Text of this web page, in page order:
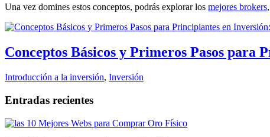
Una vez domines estos conceptos, podrás explorar los mejores brokers
Conceptos Básicos y Primeros Pasos
Introducción a la inversión, Inversión
Entradas recientes